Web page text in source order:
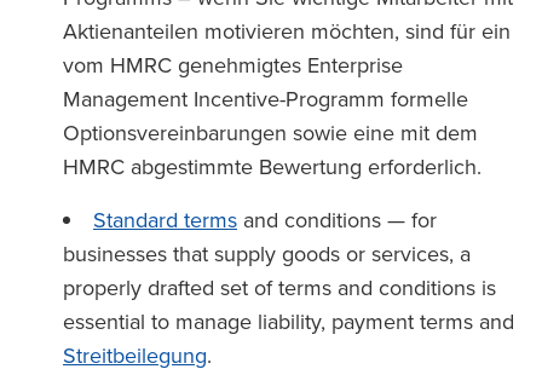
Aktienanteilen motivieren möchten, sind für ein
vom HMRC genehmigtes Enterprise
Management Incentive-Programm formelle
Optionsvereinbarungen sowie eine mit dem
HMRC abgestimmte Bewertung erforderlich.
Standard terms and conditions — for
businesses that supply goods or services, a
properly drafted set of terms and conditions is
essential to manage liability, payment terms and
Streitbeilegung.